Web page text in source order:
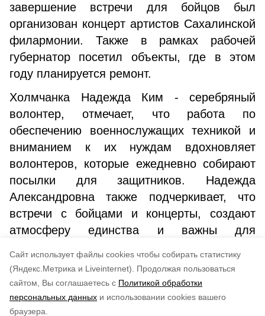
Cайт использует файлы cookies чтобы собирать статистику
(Яндекс.Метрика и Liveinternet).
Продолжая пользоваться
сайтом, Вы соглашаетесь с Политикой обработки
персональных данных и использовании cookies вашего
браузера.
завершение встречи для бойцов был
организован концерт артистов Сахалинской
филармонии. Также в рамках рабочей
губернатор посетил объекты, где в этом
году планируется ремонт.
Холмчанка Надежда Ким - серебряный
волонтер, отмечает, что работа по
обеспечению военнослужащих техникой и
вниманием к их нуждам вдохновляет
волонтеров, которые ежедневно собирают
посылки для защитников. Надежда
Александровна также подчеркивает, что
встречи с бойцами и концерты, создают
атмосферу единства и важны для
кто ждет их дома.
по оценке